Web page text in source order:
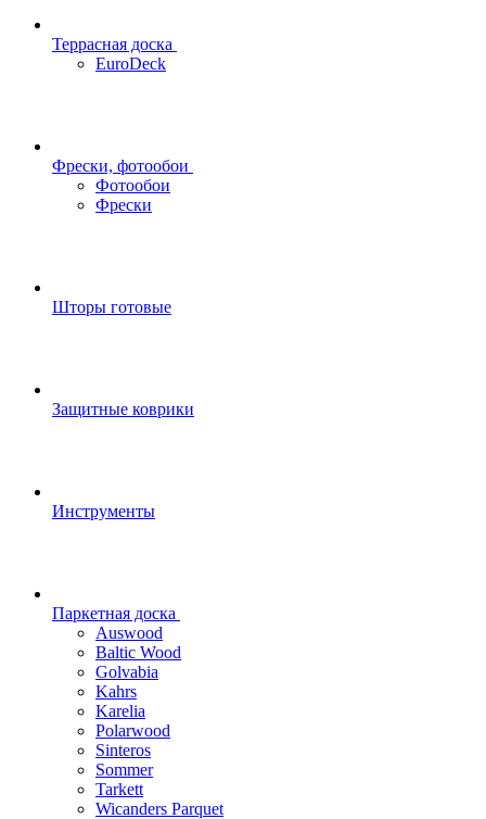
Террасная доска
EuroDeck
Фрески, фотообои
Фотообои
Фрески
Шторы готовые
Защитные коврики
Инструменты
Паркетная доска
Auswood
Baltic Wood
Golvabia
Kahrs
Karelia
Polarwood
Sinteros
Sommer
Tarkett
Wicanders Parquet